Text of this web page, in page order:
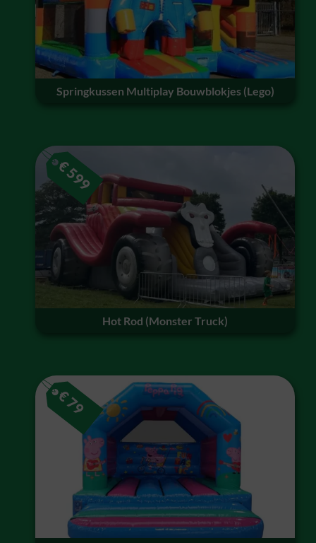
Springkussen Multiplay Bouwblokjes (Lego)
Hot Rod (Monster Truck)
€
599
€
79